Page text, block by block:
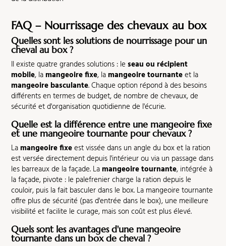
FAQ – Nourrissage des chevaux au box
Quelles sont les solutions de nourrissage pour un
cheval au box ?
Il existe quatre grandes solutions : leseau ou récipient
mobile, lamangeoire fixe, lamangeoire tournanteet la
mangeoire basculante. Chaque option répond à des besoins
différents en termes de budget, de nombre de chevaux, de
sécurité et d'organisation quotidienne de l'écurie.
Quelle est la différence entre une mangeoire fixe
et une mangeoire tournante pour chevaux ?
Lamangeoire fixeest vissée dans un angle du box et la ration
est versée directement depuis l'intérieur ou via un passage dans
les barreaux de la façade. Lamangeoire tournante, intégrée à
la façade, pivote : le palefrenier charge la ration depuis le
couloir, puis la fait basculer dans le box. La mangeoire tournante
offre plus de sécurité (pas d'entrée dans le box), une meilleure
visibilité et facilite le curage, mais son coût est plus élevé.
Quels sont les avantages d'une mangeoire
tournante dans un box de cheval ?